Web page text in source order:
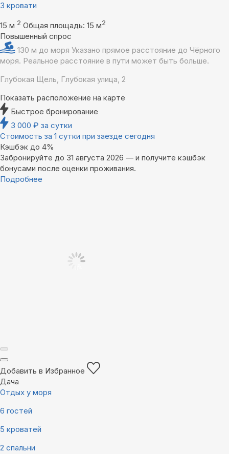
3 кровати
15 м 2 Общая площадь: 15 м2
Повышенный спрос
130 м до моря Указано прямое расстояние до Чёрного
моря. Реальное расстояние в пути может быть больше.
Глубокая Щель, Глубокая улица, 2
Показать расположение на карте
Быстрое бронирование
3 000 ₽ за сутки
Стоимость за 1 сутки при заезде сегодня
Кэшбэк до 4%
Забронируйте до 31 августа 2026 — и получите кэшбэк
бонусами после оценки проживания.
Подробнее
Добавить в Избранное
Дача
Отдых у моря
6 гостей
5 кроватей
2 спальни